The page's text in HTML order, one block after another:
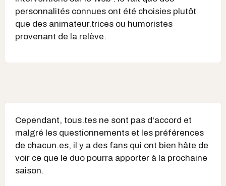
personnalités connues ont été choisies plutôt
que des animateur.trices ou humoristes
provenant de la relève.
Cependant, tous.tes ne sont pas d'accord et
malgré les questionnements et les préférences
de chacun.es, il y a des fans qui ont bien hâte de
voir ce que le duo pourra apporter à la prochaine
saison.